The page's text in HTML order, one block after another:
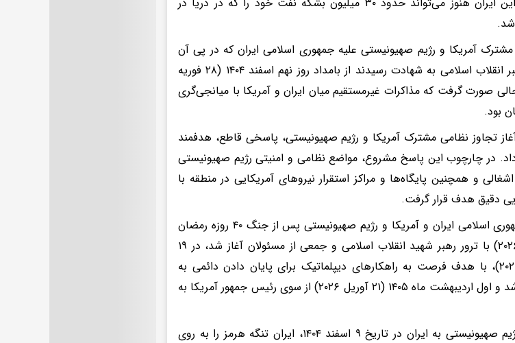
مشترک آمریکا و رژیم صهیونیستی علیه جمهوری اسلامی ایران که در پی آن
حضرت آیت الله خامنه ای رهبر انقلاب اسلامی به شهادت رسیدند از بامداد روز نهم اسفند ۱۴۰۴ (۲۸ فوریه
حالی صورت گرفت که مذاکرات غیرمستقیم میان ایران و آمریکا با میانجی‌گری
بود.
تجاوز نظامی مشترک آمریکا و رژیم صهیونیستی، پاسخی قاطع، هدفمند
داد. در چارچوب این پاسخ مشروع، مواضع نظامی و امنیتی رژیم صهیونیستی
و همچنین پایگاه‌ها و مراکز استقرار نیروهای آمریکایی در منطقه با
دقیق هدف قرار گرفت.
پس از آن، آتش‌بس میان جمهوری اسلامی ایران و آمریکا و رژیم صهیونیستی پس از جنگ ۴۰ روزه رمضان
که ۹ اسفند ۱۴۰۴ (۲۸ فوریه ۲۰۲۶) با ترور رهبر شهید انقلاب اسلامی و جمعی از مسئولان آغاز شد، در ۱۹
فروردین‌ماه ۱۴۰۵ (۷ آوریل ۲۰۲۶)، با هدف فرصت به راهکارهای دیپلماتیک برای پایان دادن دائمی به
جنگ، به مدت ۲ هفته برقرار شد و اول اردیبهشت ماه ۱۴۰۵ (۲۱ آوریل ۲۰۲۶) از سوی رئیس جمهور آمریکا به
در پاسخ به تجاوز آمریکا و رژیم صهیونیستی به ایران در تاریخ ۹ اسفند ۱۴۰۴، ایران تنگه هرمز را به روی